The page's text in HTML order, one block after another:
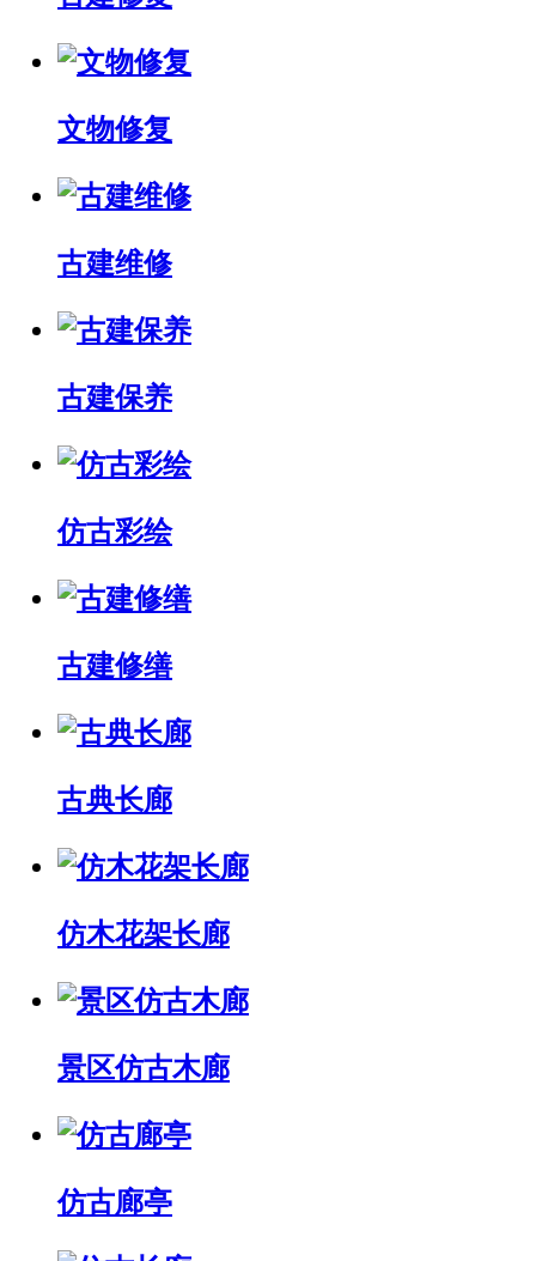
文物修复
古建维修
古建保养
仿古彩绘
古建修缮
古典长廊
仿木花架长廊
景区仿古木廊
仿古廊亭